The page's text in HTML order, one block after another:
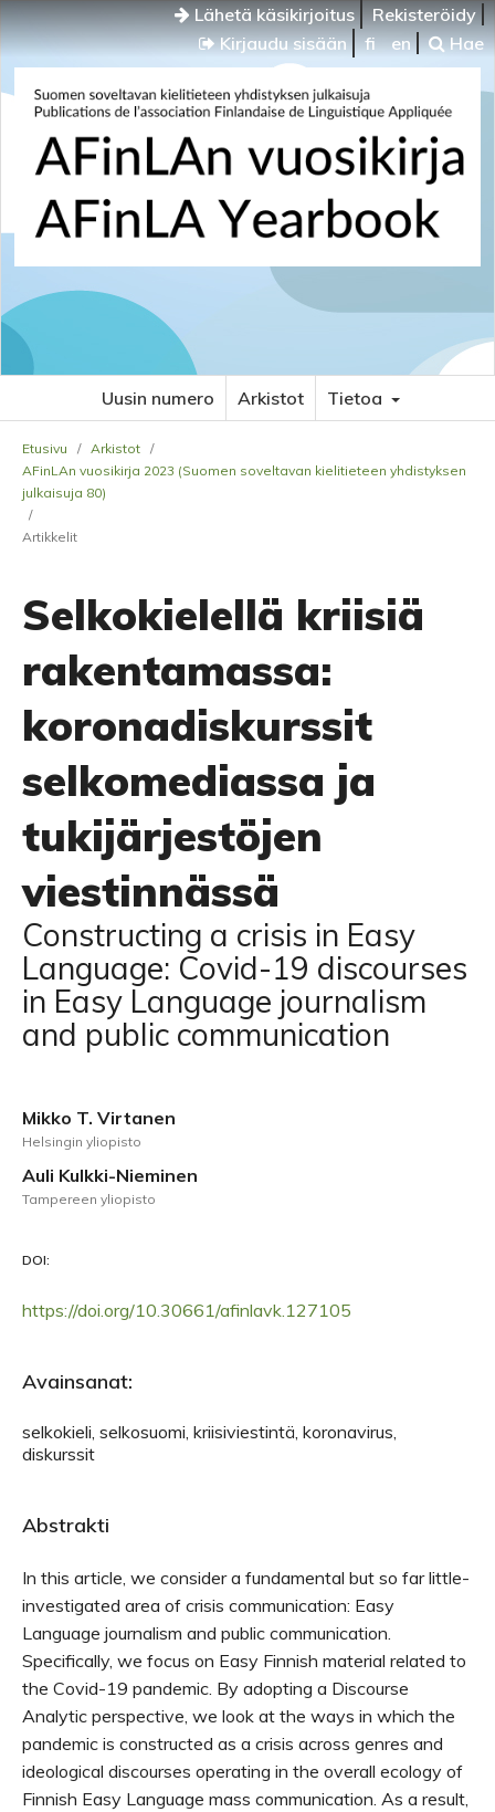
Lähetä käsikirjoitus
Rekisteröidy
Kirjaudu sisään
fi en Hae
Uusin numero Arkistot Tietoa
Etusivu / Arkistot /
AFinLAn vuosikirja 2023 (Suomen soveltavan kielitieteen yhdistyksen
julkaisuja 80)
/
Artikkelit
Selkokielellä kriisiä
rakentamassa:
koronadiskurssit
selkomediassa ja
tukijärjestöjen
viestinnässä
Constructing a crisis in Easy
Language: Covid-19 discourses
in Easy Language journalism
and public communication
Mikko T. Virtanen
Helsingin yliopisto
Auli Kulkki-Nieminen
Tampereen yliopisto
DOI:
https://doi.org/10.30661/afinlavk.127105
Avainsanat:
selkokieli, selkosuomi, kriisiviestintä, koronavirus,
diskurssit
Abstrakti
In this article, we consider a fundamental but so far little-
investigated area of crisis communication: Easy
Language journalism and public communication.
Specifically, we focus on Easy Finnish material related to
the Covid-19 pandemic. By adopting a Discourse
Analytic perspective, we look at the ways in which the
pandemic is constructed as a crisis across genres and
ideological discourses operating in the overall ecology of
Finnish Easy Language mass communication. As a result,